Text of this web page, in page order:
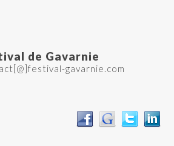
de Gavarnie
gavarnie.com